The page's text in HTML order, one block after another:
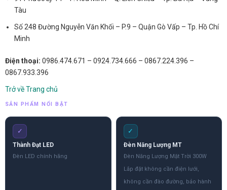
Tàu
Số 248 Đường Nguyễn Văn Khối – P.9 – Quận Gò Vấp – Tp. Hồ Chí
Minh
Điện thoại: 0986.474.671 – 0924.734.666 – 0867.224.396 –
0867.933.396
Trở về Trang chủ
SẢN PHẨM NỔI BẬT
✓
Thành Đạt LED
Đèn LED chính hãng
✓
Đèn Năng Lượng MT
Đèn Năng Lượng Mặt Trời 300W
Lắp đặt không cần điện lưới,
không cần đào đường, bảo hành